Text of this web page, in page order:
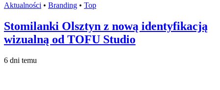
Aktualności • Branding • Top
Stomilanki Olsztyn z nową identyfikacją
wizualną od TOFU Studio
6 dni temu